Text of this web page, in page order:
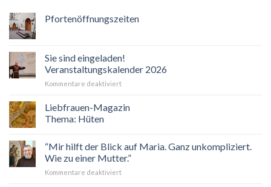
Pfortenöffnungszeiten
Sie sind eingeladen!
Veranstaltungskalender 2026
Kommentare deaktiviertfür
sind
eingeladen!
Liebfrauen-Magazin
Thema: Hüten
“Mir hilft der Blick auf Maria. Ganz unkompliziert.
Wie zu einer Mutter.”
Kommentare deaktiviertfür